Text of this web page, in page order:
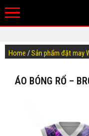
Home /Sản phẩm đặt may
ÁO BÓNG RỔ –